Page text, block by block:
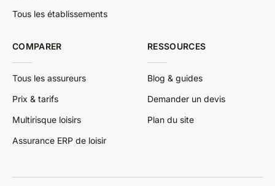
Tous les établissements
COMPARER
Tous les assureurs
Prix & tarifs
Multirisque loisirs
Assurance ERP de loisir
RESSOURCES
Blog & guides
Demander un devis
Plan du site